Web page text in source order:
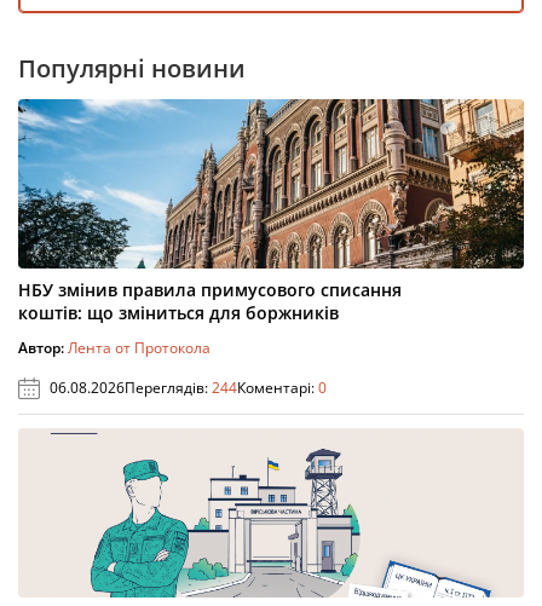
Популярні новини
НБУ змінив правила примусового списання
коштів: що зміниться для боржників
Автор:Лента от Протокола
06.08.2026Переглядів:244Коментарі:0